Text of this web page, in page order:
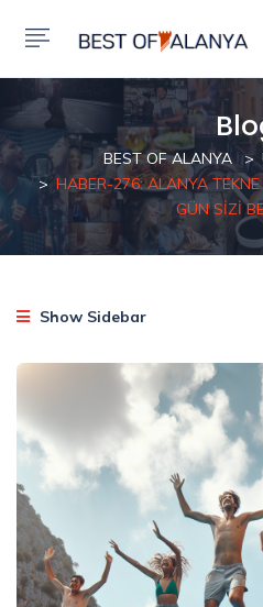
BEST OF ALANYA
HABER-276: ALANYA
GÜN SIZI
Show Sidebar